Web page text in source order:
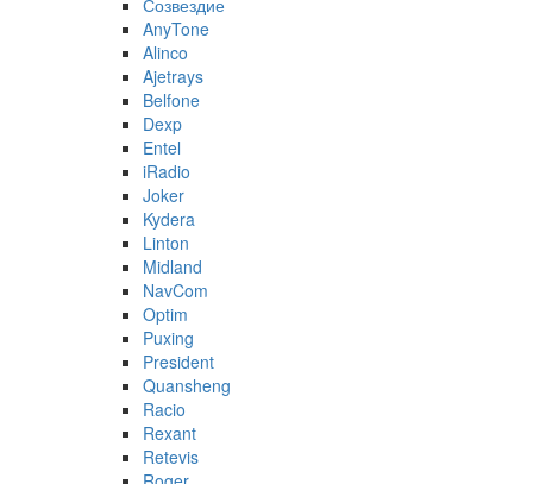
AnyTone
Alinco
Ajetrays
Belfone
Dexp
Entel
iRadio
Joker
Kydera
Linton
Midland
NavCom
Optim
Puxing
President
Quansheng
Racio
Rexant
Retevis